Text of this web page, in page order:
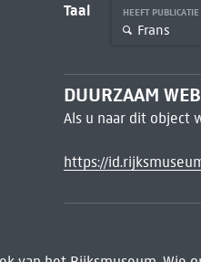
Taal HEEFT
Frans
DUURZAAM
Als u naar dit object
https://